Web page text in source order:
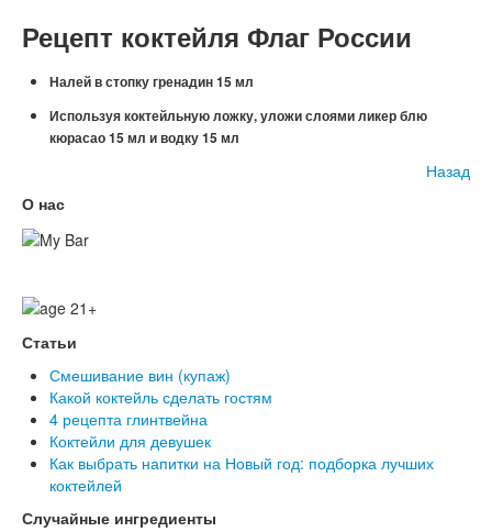
Рецепт коктейля Флаг России
Налей в стопку гренадин 15 мл
Используя коктейльную ложку, уложи слоями ликер блю
кюрасао 15 мл и водку 15 мл
Назад
О нас
Статьи
Смешивание вин (купаж)
Какой коктейль сделать гостям
4 рецепта глинтвейна
Коктейли для девушек
Как выбрать напитки на Новый год: подборка лучших
коктейлей
Случайные ингредиенты